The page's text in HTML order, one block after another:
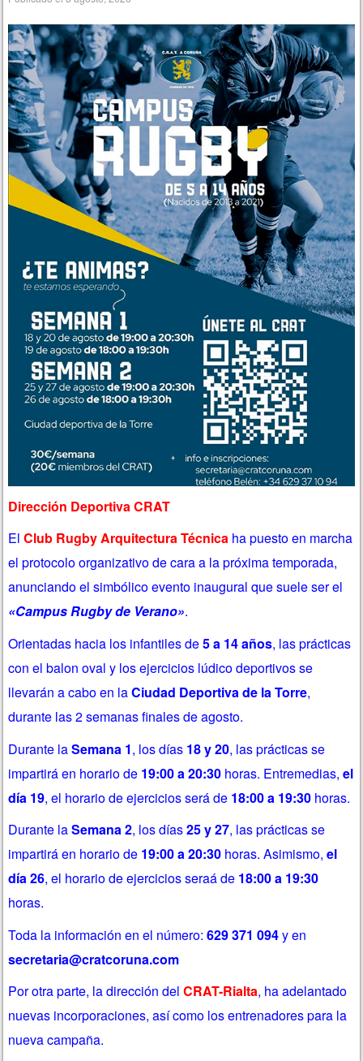
Dirección Deportiva CRAT
ElClub Rugby Arquitectura Técnica ha puesto en marcha
el protocolo organizativo de cara a la próxima temporada,
anunciando el simbólico evento inaugural que suele ser el
«Campus Rugby de Verano».
Orientadas hacia los infantiles de5 a 14 años, las prácticas
con el balon oval y los ejercicios lúdico deportivos se
llevarán a cabo en laCiudad Deportiva de la Torre,
durante las 2 semanas finales de agosto.
Durante laSemana 1, los días 18 y 20, las prácticas se
impartirá en horario de 19:00 a 20:30 horas. Entremedias,el
día 19, el horario de ejercicios será de 18:00 a 19:30 horas.
Durante laSemana 2, los días25 y 27, las prácticas se
impartirá en horario de 19:00 a 20:30 horas. Asimismo,el
día 26, el horario de ejercicios seraá de 18:00 a 19:30
horas.
Toda la información en el número:629 371 094y en
secretaria@cratcoruna.com
Por otra parte, la dirección delCRAT-Rialta, ha adelantado
nuevas incorporaciones, así como los entrenadores para la
nueva campaña.